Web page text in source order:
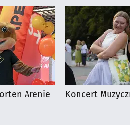
Arenie Koncert